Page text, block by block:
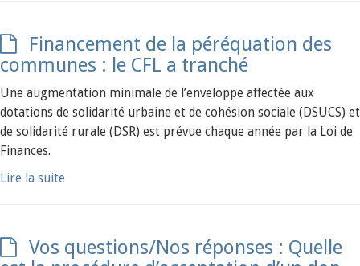
Financement de la péréquation des
communes : le CFL a tranché
Une augmentation minimale de l’enveloppe affectée aux
dotations de solidarité urbaine et de cohésion sociale (DSUCS) et
de solidarité rurale (DSR) est prévue chaque année par la Loi de
Finances.
Lire la suite
Vos questions/Nos réponses : Quelle